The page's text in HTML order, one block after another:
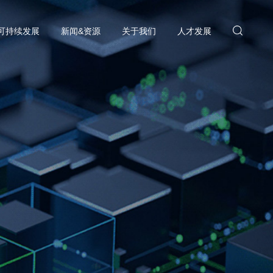
持续发展 新闻&资源 关于我们 人才发展